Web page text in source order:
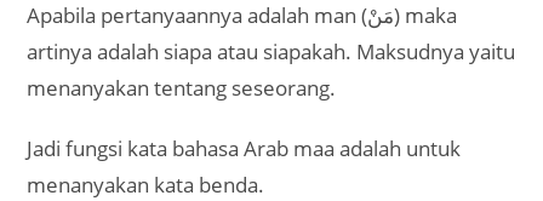
Apabila pertanyaannya adalah man (مَنْ) maka
artinya adalah siapa atau siapakah. Maksudnya yaitu
menanyakan tentang seseorang.
Jadi fungsi kata bahasa Arab maa adalah untuk
menanyakan kata benda.